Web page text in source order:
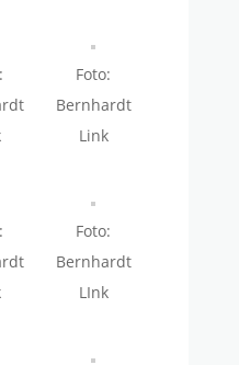
Foto:
Bernhardt
Link
Foto:
Bernhardt
LInk